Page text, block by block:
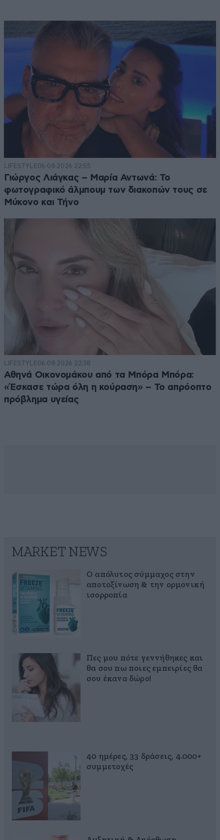
LIFESTYLE06·08·2026 22:55
Γιώργος Λιάγκας – Μαρία Αντωνά: Το
φωτογραφικό άλμπουμ των διακοπών τους σε
Μύκονο και Τήνο
LIFESTYLE06·08·2026 22:38
Αθηνά Οικονομάκου από τα Μπόρα Μπόρα:
«Έσκασε τώρα όλη η κούραση» – Το απρόοπτο
πρόβλημα υγείας
MARKET NEWS
Ο απόλυτος σύμμαχος στην
αποτοξίνωση & την ορμονική
ισορροπία
Πες μου πότε γεννήθηκες και
θα σου πω ποιες εμπειρίες θα
σου έκανα δώρο!
40 ημέρες, 33 δράσεις, 4.000+
συμμετοχές